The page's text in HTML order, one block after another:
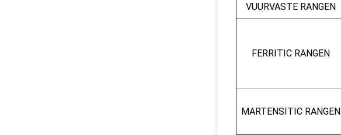
VUURVASTE RANGEN
FERRITIC RANGEN
MARTENSITIC RANGEN